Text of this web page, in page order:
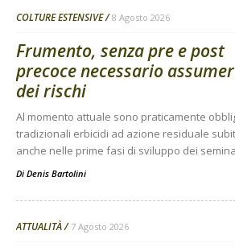
COLTURE ESTENSIVE 8 Agosto 2026
Frumento, senza pre e post
precoce necessario
dei rischi
Al momento attuale sono praticamente
tradizionali erbicidi ad azione residuale
anche nelle prime fasi di sviluppo dei
Di Denis Bartolini
ATTUALITÀ 7 Agosto 2026